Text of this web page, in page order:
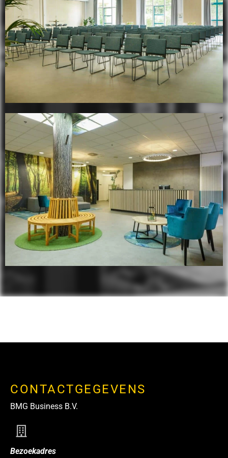
CONTACTGEGEVENS
BMG Business B.V.
Bezoekadres